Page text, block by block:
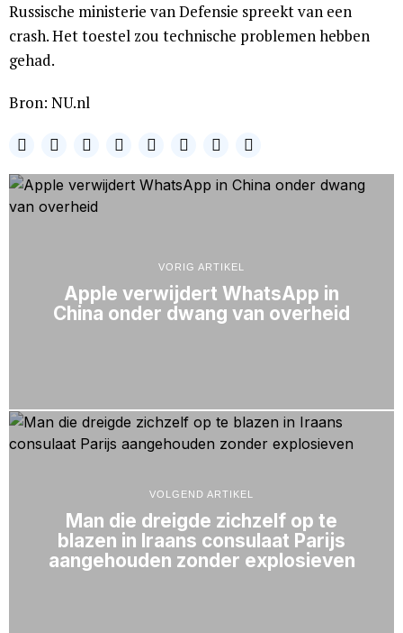
Russische ministerie van Defensie spreekt van een
crash. Het toestel zou technische problemen hebben
gehad.
Bron: NU.nl
VORIG ARTIKEL
Apple verwijdert WhatsApp in
China onder dwang van overheid
VOLGEND ARTIKEL
Man die dreigde zichzelf op te
blazen in Iraans consulaat Parijs
aangehouden zonder explosieven